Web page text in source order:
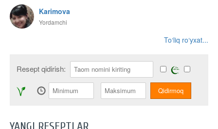
Karimova
Yordamchi
To‘liq ro‘yxat...
Resept qidirish:
YANGI RESEPTLAR